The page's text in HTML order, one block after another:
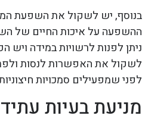
בנוסף, יש לשקול את השפעת
ההשפעה על איכות החיים של
ניתן לפנות לרשויות במידה
לשקול את האפשרות לנסות
לפני שמפעילים סמכויות חיצוניות.
מניעת בעיות